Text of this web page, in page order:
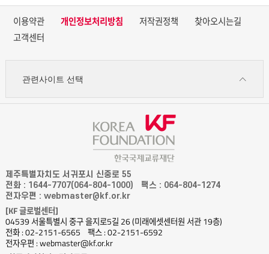
이용약관 개인정보처리방침 저작권정책
찾아오시는길
고객센터
관련사이트 선택
제주특별자치도 서귀포시 신중로 55
전화 : 1644-7707(064-804-1000)
팩스 : 064-804-1274
전자우편 : webmaster@kf.or.kr
[KF 글로벌센터]
04539 서울특별시 중구 을지로5길 26 (미래에셋센터원 서관 19층)
전화 : 02-2151-6565
팩스 : 02-2151-6592
전자우편 : webmaster@kf.or.kr